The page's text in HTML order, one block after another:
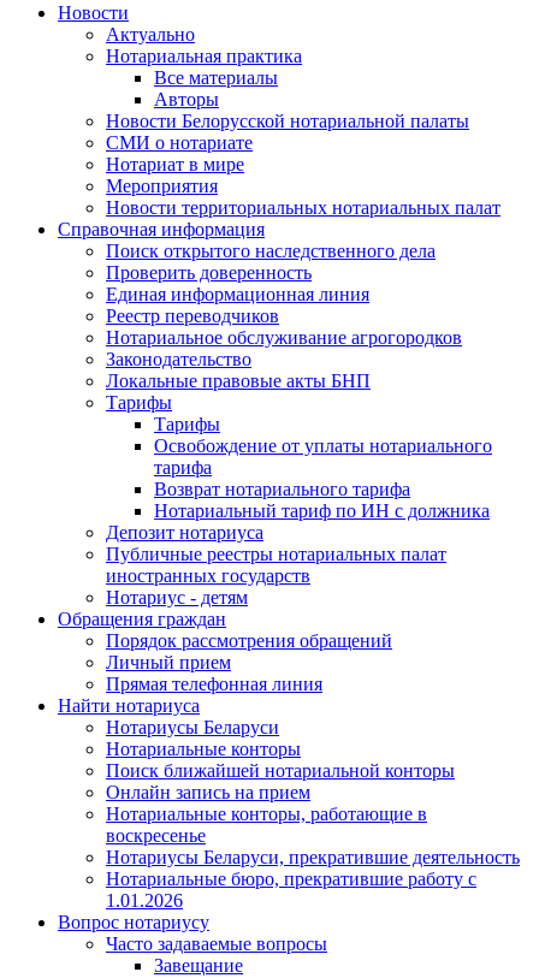
Новости
Актуально
Нотариальная практика
Все материалы
Авторы
Новости Белорусской нотариальной палаты
СМИ о нотариате
Нотариат в мире
Мероприятия
Новости территориальных нотариальных палат
Справочная информация
Поиск открытого наследственного дела
Проверить доверенность
Единая информационная линия
Реестр переводчиков
Нотариальное обслуживание агрогородков
Законодательство
Локальные правовые акты БНП
Тарифы
Тарифы
Освобождение от уплаты нотариального
тарифа
Возврат нотариального тарифа
Нотариальный тариф по ИН с должника
Депозит нотариуса
Публичные реестры нотариальных палат
иностранных государств
Нотариус - детям
Обращения граждан
Порядок рассмотрения обращений
Личный прием
Прямая телефонная линия
Найти нотариуса
Нотариусы Беларуси
Нотариальные конторы
Поиск ближайшей нотариальной конторы
Онлайн запись на прием
Нотариальные конторы, работающие в
воскресенье
Нотариусы Беларуси, прекратившие деятельность
Нотариальные бюро, прекратившие работу с
1.01.2026
Вопрос нотариусу
Часто задаваемые вопросы
Завещание